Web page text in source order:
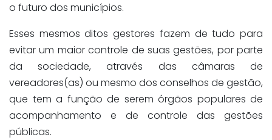
o futuro dos municípios.
Esses mesmos ditos gestores fazem de tudo para
evitar um maior controle de suas gestões, por parte
da sociedade, através das câmaras de
vereadores(as) ou mesmo dos conselhos de gestão,
que tem a função de serem órgãos populares de
acompanhamento e de controle das gestões
públicas.